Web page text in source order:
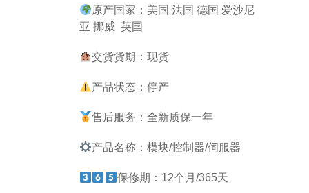
原产国家：美国 法国 德国 爱沙尼
亚 挪威 英国
交货货期：现货
产品状态：停产
售后服务：全新质保一年
产品名称：模块/控制器/伺服器
保修期：12个月/365天